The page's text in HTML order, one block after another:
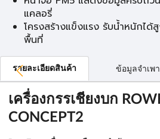
แคลอรี่
โครงสร้างแข็งแรง รับน้ำหนักได้
พื้นที่
รายละเอียดสินค้า ข้อมูลจำเพ
เครื่องกรรเชียงบก
CONCEPT2